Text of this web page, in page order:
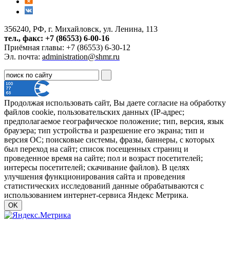
356240, РФ, г. Михайловск, ул. Ленина, 113
тел., факс: +7 (86553) 6-00-16
Приёмная главы: +7 (86553) 6-30-12
Эл. почта: administration@shmr.ru
Продолжая использовать сайт, Вы даете согласие на обработку
файлов cookie, пользовательских данных (IP-адрес;
предполагаемое географическое положение; тип, версия, язык
браузера; тип устройства и разрешение его экрана; тип и
версия ОС; поисковые системы, фразы, баннеры, с которых
был переход на сайт; список посещенных страниц и
проведенное время на сайте; пол и возраст посетителей;
интересы посетителей; скачивание файлов). В целях
улучшения функционирования сайта и проведения
статистических исследований данные обрабатываются с
использованием интернет-сервиса Яндекс Метрика.
OK